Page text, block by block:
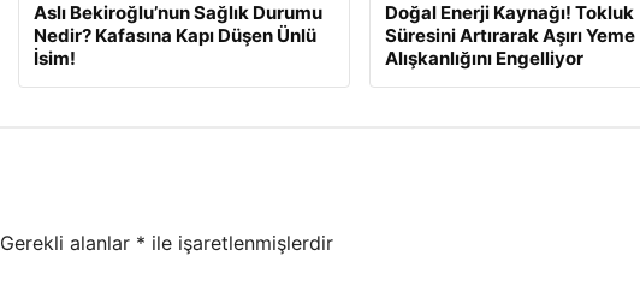
Aslı Bekiroğlu’nun Sağlık Durumu
Nedir? Kafasına Kapı Düşen Ünlü
İsim!
Doğal Enerji Kaynağı! Tokluk
Süresini Artırarak Aşırı Yeme
Alışkanlığını Engelliyor
Gerekli alanlar * ile işaretlenmişlerdir